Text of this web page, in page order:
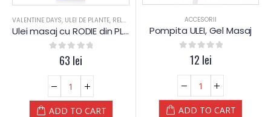
RELAXARE,SPORTIVI, STRUGURI
VALENTINE DAYS, ULEI DE PLANTE, RELAXARE PIELE SENSIBILA,PIELE USCATA
Ulei masaj cu RODIE din PLANTE – Yamuna
out of 5
63 lei
ADD TO CART
ACCESORII
Pompita ULEI, Gel Masaj
out of 5
12 lei
ADD TO CART